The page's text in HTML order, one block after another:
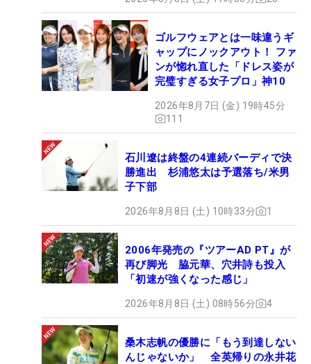
ゴルフウェアとは一味違うギ
ャップにノックアウト！ ファ
ンが惚れ直した「ドレス姿が
完璧すぎる女子プロ」神10
2026年8月7日 (金) 19時45分
111
石川遼は終盤の4連続バーディで決
勝進出 杉浦悠太は予選落ち/米男
子下部
2026年8月8日 (土) 10時33分 1
2006年発売の『ツアーAD PT』が
再び脚光 脇元華、穴井詩も投入
「初速が強くなった感じ」
2026年8月8日 (土) 08時56分 4
桑木志帆の優勝に「もう到達しない
んじゃないか」 全英帰りの永井花